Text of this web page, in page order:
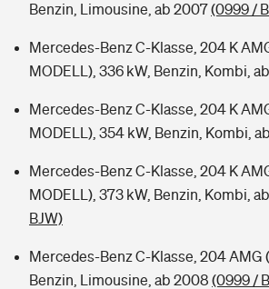
Benzin, Limousine, ab 2007(0999 /
Mercedes-Benz C-Klasse, 204 K
MODELL), 336 kW, Benzin, Kombi,
Mercedes-Benz C-Klasse, 204 K
MODELL), 354 kW, Benzin, Kombi,
Mercedes-Benz C-Klasse, 204 K
MODELL), 373 kW, Benzin, Kombi,
BJW)
Mercedes-Benz C-Klasse, 204 AMG
Benzin, Limousine, ab 2008 (0999 /